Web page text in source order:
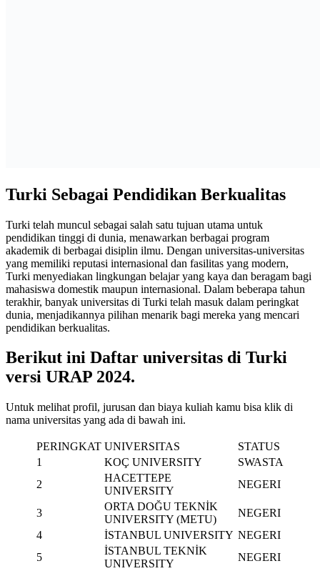
Turki Sebagai Pendidikan Berkualitas
Turki telah muncul sebagai salah satu tujuan utama untuk
pendidikan tinggi di dunia, menawarkan berbagai program
akademik di berbagai disiplin ilmu. Dengan universitas-universitas
yang memiliki reputasi internasional dan fasilitas yang modern,
Turki menyediakan lingkungan belajar yang kaya dan beragam bagi
mahasiswa domestik maupun internasional. Dalam beberapa tahun
terakhir, banyak universitas di Turki telah masuk dalam peringkat
dunia, menjadikannya pilihan menarik bagi mereka yang mencari
pendidikan berkualitas.
Berikut ini Daftar universitas di Turki
versi URAP 2024.
Untuk melihat profil, jurusan dan biaya kuliah kamu bisa klik di
nama universitas yang ada di bawah ini.
PERINGKAT UNIVERSITAS
STATUS
1
KOÇ UNIVERSITY
SWASTA
2
HACETTEPE
UNIVERSITY
NEGERI
3
ORTA DOĞU TEKNİK
UNIVERSITY (METU)
NEGERI
4
İSTANBUL UNIVERSITY NEGERI
5
İSTANBUL TEKNİK
UNIVERSITY
NEGERI